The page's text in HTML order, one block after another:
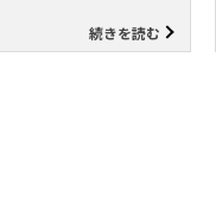
続きを読む